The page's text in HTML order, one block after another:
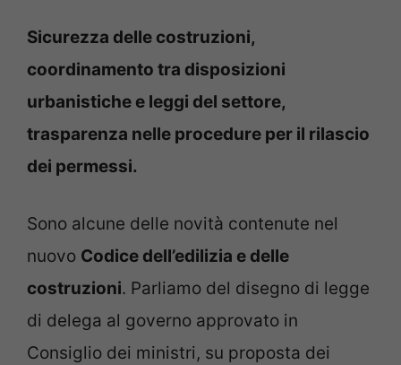
Sicurezza delle costruzioni,
coordinamento tra disposizioni
urbanistiche e leggi del settore,
trasparenza nelle procedure per il rilascio
dei permessi.
Sono alcune delle novità contenute nel
nuovo Codice dell’edilizia e delle
costruzioni. Parliamo del disegno di legge
di delega al governo approvato in
Consiglio dei ministri, su proposta dei